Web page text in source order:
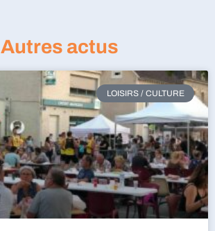
Autres actus
LOISIRS / CULTURE